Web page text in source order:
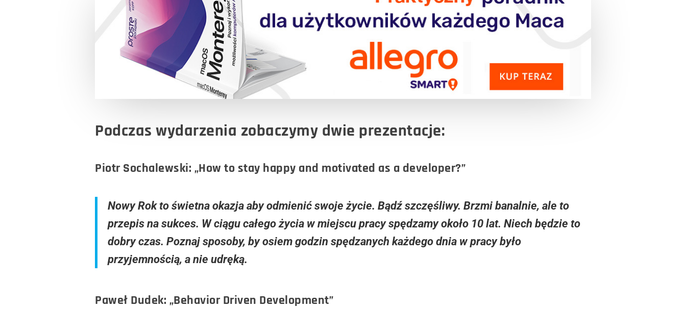
Podczas wydarzenia zobaczymy dwie prezentacje:
Piotr Sochalewski: „How to stay happy and motivated as a developer?”
Nowy Rok to świetna okazja aby odmienić swoje życie. Bądź szczęśliwy. Brzmi banalnie, ale to
przepis na sukces. W ciągu całego życia w miejscu pracy spędzamy około 10 lat. Niech będzie to
dobry czas. Poznaj sposoby, by osiem godzin spędzanych każdego dnia w pracy było
przyjemnością, a nie udręką.
Paweł Dudek: „Behavior Driven Development”